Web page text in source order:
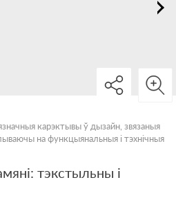
карэктывы ў дызайн, звязаныя
на функцыянальныя і тэхнічныя
тэкстыльны і